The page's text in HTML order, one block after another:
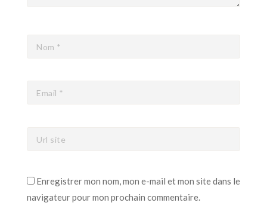
Enregistrer mon nom, mon e-mail et mon site dans le
navigateur pour mon prochain commentaire.